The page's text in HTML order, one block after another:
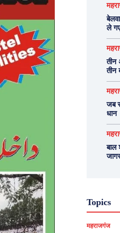
ले
तीन
तीन
जब
धान
बाल
Topics
महराजगंज